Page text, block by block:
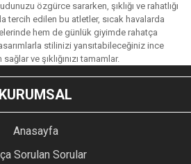
özgürce sararken, şıklığı ve rahatlığı
tercih edilen bu atletler, sıcak havalarda
hem de günlük giyimde rahatça
stilinizi yansıtabileceğiniz ince
ve şıklığınızı tamamlar.
KURUMSAL
Anasayfa
Sorulan Sorular